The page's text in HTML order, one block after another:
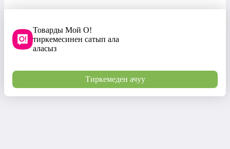
Товарды Мой О!
тиркемесинен сатып ала
аласыз
Тиркемеден ачуу